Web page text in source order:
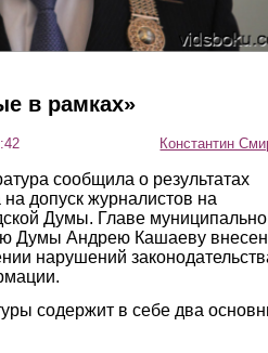
в рамках»
Константин
сообщила о результатах
допуск журналистов на
Думы. Главе
Думы Андрею Кашаеву
нарушений
содержит в себе два